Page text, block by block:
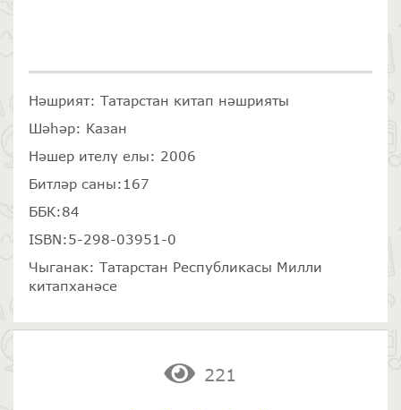
Нәшрият: Татарстан китап нәшрияты
Шәһәр: Казан
Нәшер ителү елы: 2006
Битләр саны:167
ББК:84
ISBN:5-298-03951-0
Чыганак: Татарстан Республикасы Милли
китапханәсе
221